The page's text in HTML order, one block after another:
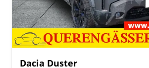
Dacia Duster